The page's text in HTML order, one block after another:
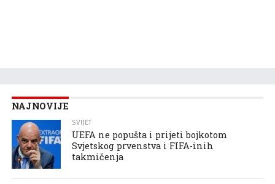
NAJNOVIJE
SVIJET
UEFA ne popušta i prijeti bojkotom
Svjetskog prvenstva i FIFA-inih
takmičenja